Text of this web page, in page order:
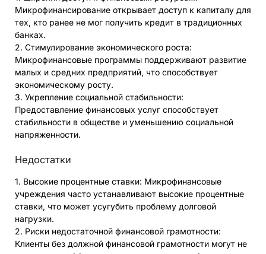
Микрофинансирование открывает доступ к капиталу для
тех, кто ранее не мог получить кредит в традиционных
банках.
2. Стимулирование экономического роста:
Микрофинансовые программы поддерживают развитие
малых и средних предприятий, что способствует
экономическому росту.
3. Укрепление социальной стабильности:
Предоставление финансовых услуг способствует
стабильности в обществе и уменьшению социальной
напряженности.
Недостатки
1. Высокие процентные ставки: Микрофинансовые
учреждения часто устанавливают высокие процентные
ставки, что может усугубить проблему долговой
нагрузки.
2. Риски недостаточной финансовой грамотности:
Клиенты без должной финансовой грамотности могут не